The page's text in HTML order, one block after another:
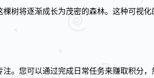
树将逐渐成长为茂密的森林。这种可视
。您可以通过完成日常任务来赚取积分